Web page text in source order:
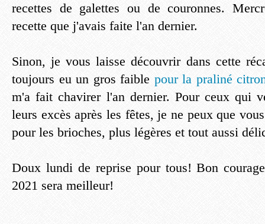
recettes de galettes ou de couronnes.
recette que j'avais faite l'an dernier.
Sinon, je vous laisse découvrir dans cette
toujours eu un gros faible pour la praliné
m'a fait chavirer l'an dernier. Pour ceux qui
leurs excès après les fêtes, je ne peux que
pour les brioches, plus légères et tout aussi
Doux lundi de reprise pour tous! Bon
2021 sera meilleur!